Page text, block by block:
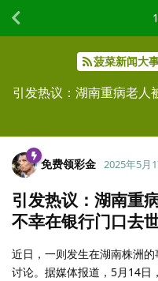
菠菜新闻大
引发热议：湖南重病老人
1
免费领彩金 2025年5月
引发热议：湖南重
不幸在银行门口去
近日，一则发生在湖南株洲
讨论。据媒体报道，5月14日